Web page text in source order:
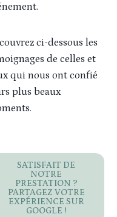
ci-dessous les
de celles et
qui nous ont confié
plus beaux
SATISFAIT DE
NOTRE
PRESTATION ?
PARTAGEZ VOTRE
EXPÉRIENCE SUR
GOOGLE !